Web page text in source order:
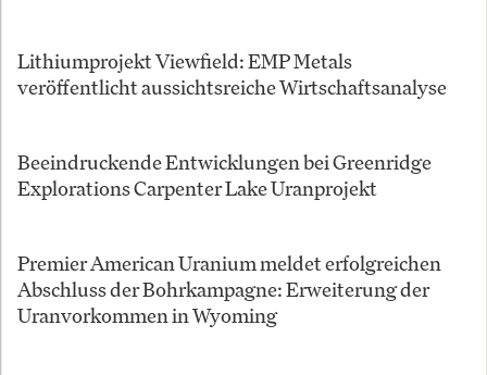
Lithiumprojekt Viewfield: EMP Metals
veröffentlicht aussichtsreiche Wirtschaftsanalyse
Beeindruckende Entwicklungen bei Greenridge
Explorations Carpenter Lake Uranprojekt
Premier American Uranium meldet erfolgreichen
Abschluss der Bohrkampagne: Erweiterung der
Uranvorkommen in Wyoming